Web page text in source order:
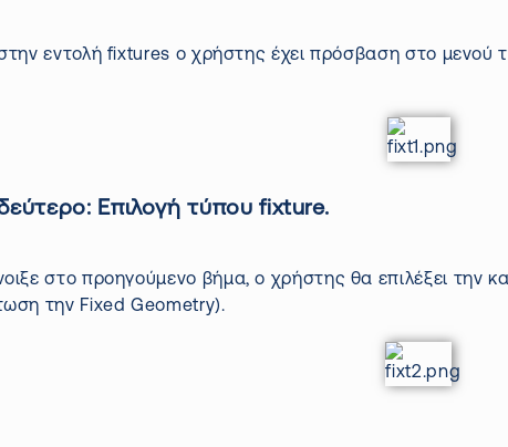
εντολή fixtures ο χρήστης έχειπρόσβαση στο μενού
Επιλογή τύπουfixture.
στο προηγούμενο βήμα, ο χρήστης θα επιλέξει την
την Fixed Geometry).